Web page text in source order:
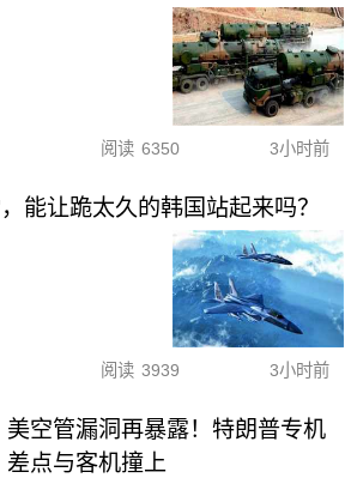
阅读 6350 3小时前
能让跪太久的韩国站起来吗？
阅读 3939 3小时前
美空管漏洞再暴露！特朗普专机
差点与客机撞上